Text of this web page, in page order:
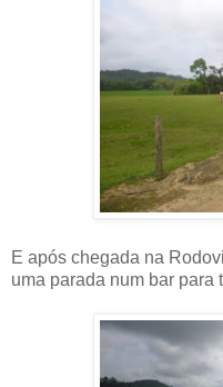
E após chegada na
uma parada num bar para